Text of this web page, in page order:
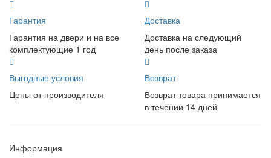
Гарантия
Гарантия на двери и на все
комплектующие 1 год
Доставка
Доставка на следующий
день после заказа
Выгодные условия
Цены от производителя
Возврат
Возврат товара принимается
в течении 14 дней
Информация